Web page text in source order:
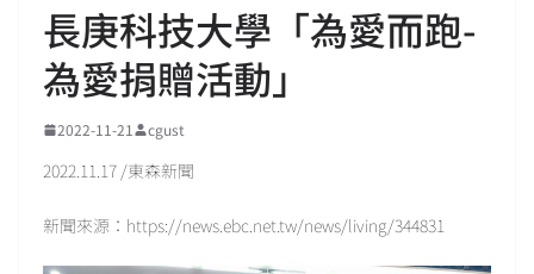
長庚科技大學「為愛而跑-
為愛捐贈活動」
2022-11-21 cgust
2022.11.17 /東森新聞
新聞來源：https://news.ebc.net.tw/news/living/344831